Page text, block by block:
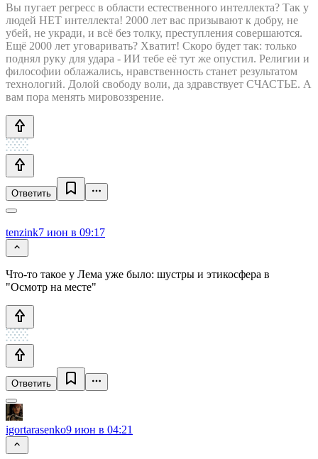
Вы пугает регресс в области естественного интеллекта? Так у
людей НЕТ интеллекта! 2000 лет вас призывают к добру, не
убей, не укради, и всё без толку, преступления совершаются.
Ещё 2000 лет уговаривать? Хватит! Скоро будет так: только
поднял руку для удара - ИИ тебе её тут же опустил. Религии и
философии облажались, нравственность станет результатом
технологий. Долой свободу воли, да здравствует СЧАСТЬЕ. А
вам пора менять мировоззрение.
Ответить
tenzink7 июн в 09:17
Что-то такое у Лема уже было: шустры и этикосфера в
"Осмотр на месте"
Ответить
igortarasenko9 июн в 04:21